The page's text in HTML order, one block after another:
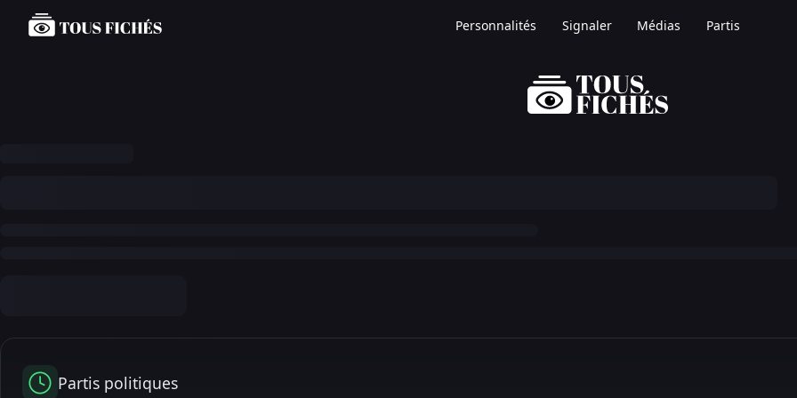
Personnalités Signaler Médias Partis
Partis politiques